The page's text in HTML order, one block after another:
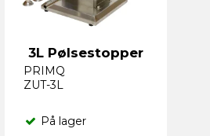
3L Pølsestopper
PRIMQ
ZUT-3L
På lager